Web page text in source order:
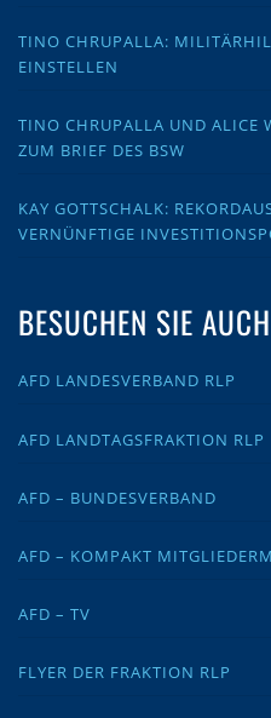
TINO CHRUPALLA:
EINSTELLEN
TINO CHRUPALLA UND ALICE
ZUM BRIEF DES BSW
KAY GOTTSCHALK:
VERNÜNFTIGE
BESUCHEN SIE AUCH
AFD LANDESVERBAND RLP
AFD LANDTAGSFRAKTION RLP
AFD – BUNDESVERBAND
AFD – KOMPAKT
AFD – TV
FLYER DER FRAKTION RLP